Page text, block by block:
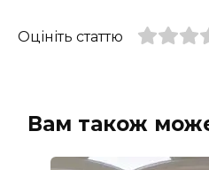
Оцініть статтю
Вам також